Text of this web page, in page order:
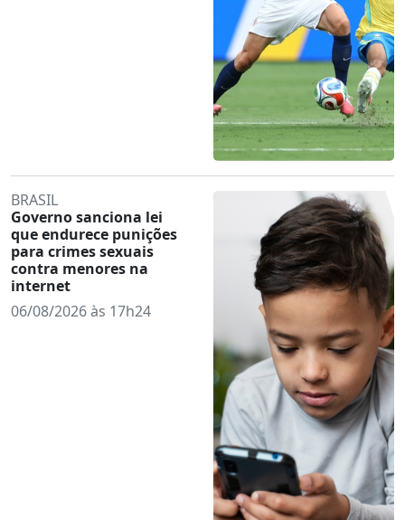
BRASIL
Governo sanciona lei
que endurece punições
para crimes sexuais
contra menores na
internet
06/08/2026 às 17h24